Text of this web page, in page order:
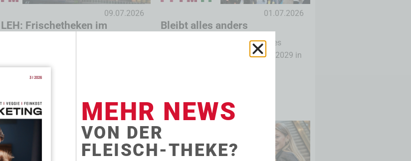
09.07.2026
LEH: Frischetheken im
Thekenkompass“ untersuchte die Rolle der
Frischetheke im Lebensmitteleinzelhandel
01.07.2026
Bleibt alles anders
Termin im Frühsommer und neues
Laufzeitmodell bei der interpack 2029 in
MEHR NEWS
VON DER
FLEISCH-THEKE?